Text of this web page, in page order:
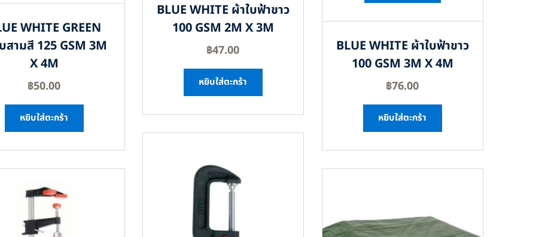
WHITE GREEN
สามสี 125 GSM 3M
X 4M
฿50.00
หยิบใส่ตะกร้า
BLUE WHITE ผ้าใบฟ้าขาว
100 GSM 2M X 3M
฿47.00
หยิบใส่ตะกร้า
BLUE WHITE ผ้าใบฟ้าขาว
100 GSM 3M X 4M
฿76.00
หยิบใส่ตะกร้า